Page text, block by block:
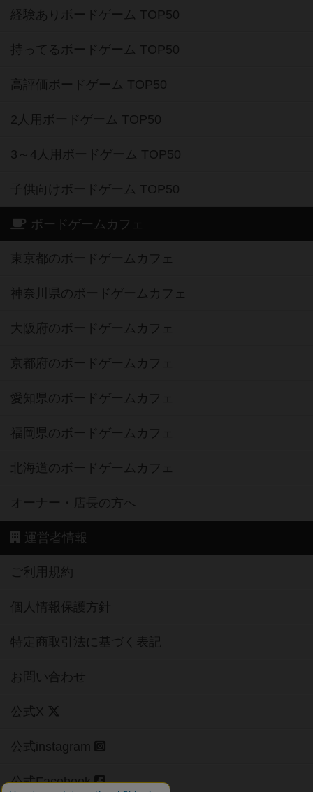
経験ありボードゲーム TOP50
持ってるボードゲーム TOP50
高評価ボードゲーム TOP50
2人用ボードゲーム TOP50
3～4人用ボードゲーム TOP50
子供向けボードゲーム TOP50
ボードゲームカフェ
東京都のボードゲームカフェ
神奈川県のボードゲームカフェ
大阪府のボードゲームカフェ
京都府のボードゲームカフェ
愛知県のボードゲームカフェ
福岡県のボードゲームカフェ
北海道のボードゲームカフェ
オーナー・店長の方へ
運営者情報
ご利用規約
個人情報保護方針
特定商取引法に基づく表記
お問い合わせ
公式X
公式instagram
公式Facebook